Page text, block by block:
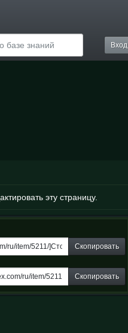
Вход
эту страницу.
Скопировать
Скопировать